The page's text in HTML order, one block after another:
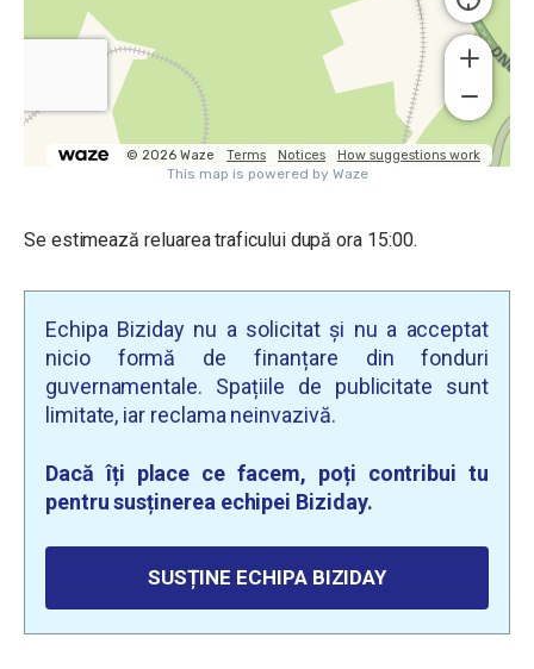
Se estimează reluarea traficului după ora 15:00.
Echipa Biziday nu a solicitat și nu a acceptat
nicio formă de finanțare din fonduri
guvernamentale. Spațiile de publicitate sunt
limitate, iar reclama neinvazivă.
Dacă îți place ce facem, poți contribui tu
pentru susținerea echipei Biziday.
SUSȚINE ECHIPA BIZIDAY